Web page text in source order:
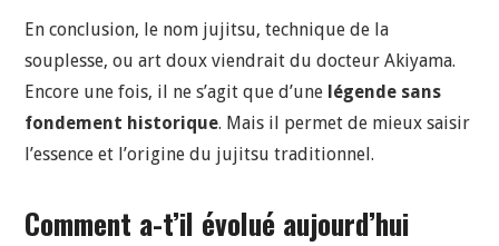
En conclusion, le nom jujitsu, technique de la
souplesse, ou art doux viendrait du docteur Akiyama.
Encore une fois, il ne s’agit que d’une légende sans
fondement historique. Mais il permet de mieux saisir
l’essence et l’origine du jujitsu traditionnel.
Comment a-t’il évolué aujourd’hui